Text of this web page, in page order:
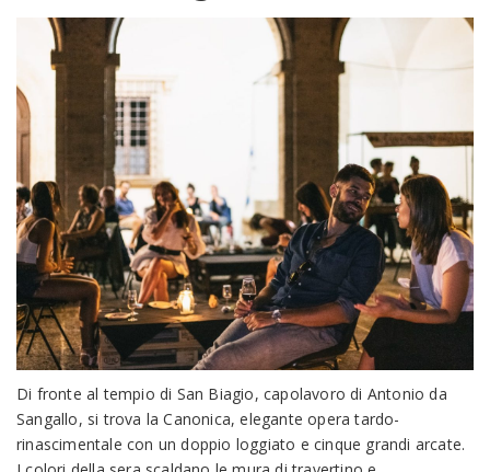
Di fronte al tempio di San Biagio, capolavoro di Antonio da
Sangallo, si trova la Canonica, elegante opera tardo-
rinascimentale con un doppio loggiato e cinque grandi arcate.